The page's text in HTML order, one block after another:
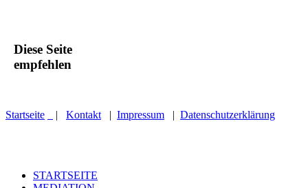
Diese Seite
empfehlen
Startseite | Kontakt | Impressum | Datenschutzerklärung
STARTSEITE